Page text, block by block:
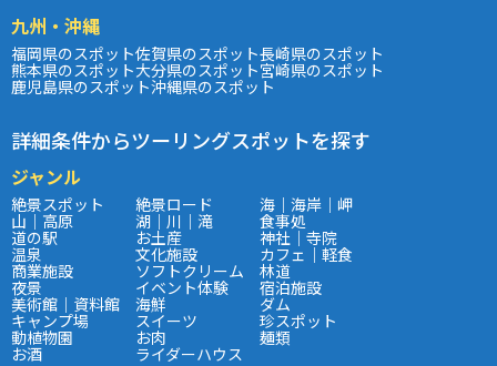
九州・沖縄
福岡県のスポット佐賀県のスポット長崎県のスポット
熊本県のスポット大分県のスポット宮崎県のスポット
鹿児島県のスポット沖縄県のスポット
詳細条件からツーリングスポットを探す
ジャンル
絶景スポット 絶景ロード 海｜海岸｜岬
山｜高原 湖｜川｜滝 食事処
道の駅 お土産 神社｜寺院
温泉 文化施設 カフェ｜軽食
商業施設 ソフトクリーム 林道
夜景 イベント体験 宿泊施設
美術館｜資料館 海鮮 ダム
キャンプ場 スイーツ 珍スポット
動植物園 お肉 麺類
お酒 ライダーハウス